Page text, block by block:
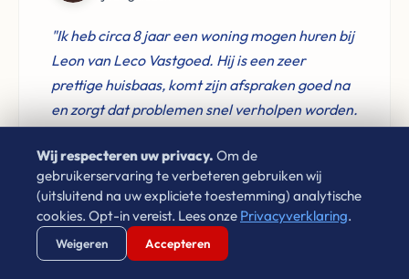
"Ik heb circa 8 jaar een woning mogen huren bij
Leon van Leco Vastgoed. Hij is een zeer
prettige huisbaas, komt zijn afspraken goed na
en zorgt dat problemen snel verholpen worden.
Zeker een goed voorbeeld voor verhuurders"
MB
Wij respecteren uw privacy. Om de
gebruikerservaring te verbeteren gebruiken wij
(uitsluitend na uw expliciete toestemming) analytische
cookies. Opt-in vereist. Lees onze Privacyverklaring.
Weigeren Accepteren
Verstuur WhatsApp